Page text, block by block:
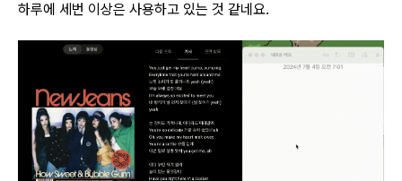
하루에 세번 이상은 사용하고 있는 것 같네요.